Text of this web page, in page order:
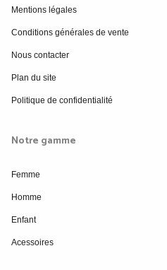
Mentions légales
Conditions générales de vente
Nous contacter
Plan du site
Politique de confidentialité
Notre gamme
Femme
Homme
Enfant
Acessoires